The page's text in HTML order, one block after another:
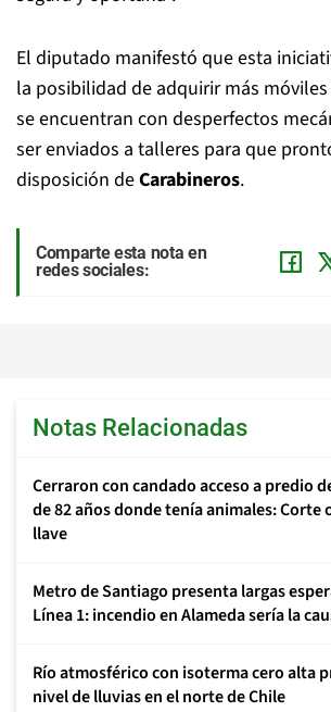
El diputado manifestó que esta
la posibilidad de adquirir más
se encuentran con desperfectos
ser enviados a talleres para que
disposición deCarabineros.
Comparte esta nota en
redes sociales:
Notas Relacionadas
Cerraron con candado acceso a predio
de 82 años donde tenía animales: Corte
llave
Metro de Santiago presenta largas
Línea 1: incendio en Alameda sería la
Río atmosférico con isoterma cero alta
nivel de lluvias en el norte de Chile